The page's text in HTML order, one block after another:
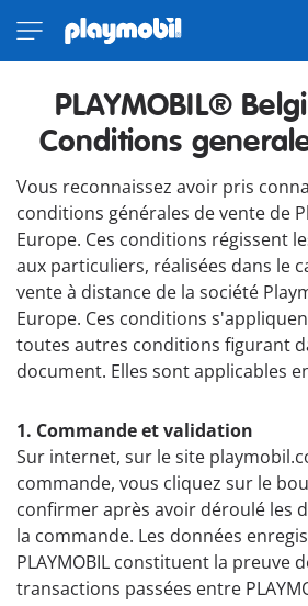
PLAYMOBIL®
Conditions
Vous reconnaissez avoir pris
conditions générales de vente de
Europe. Ces conditions régissent
aux particuliers, réalisées dans le
vente à distance de la société
Europe. Ces conditions
toutes autres conditions figurant
document. Elles sont applicables
1. Commande et validation
Sur internet, sur le site
commande, vous cliquez sur le
confirmer après avoir déroulé les
la commande. Les données
PLAYMOBIL constituent la preuve
transactions passées entre